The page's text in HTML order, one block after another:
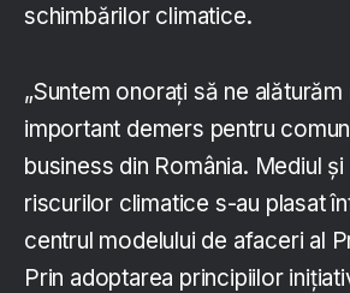
schimbărilor climatice.
„Suntem onorați să ne
important demers pentru
business din România. Mediul
riscurilor climatice s-au plasat
centrul modelului de afaceri al
Prin adoptarea principiilor